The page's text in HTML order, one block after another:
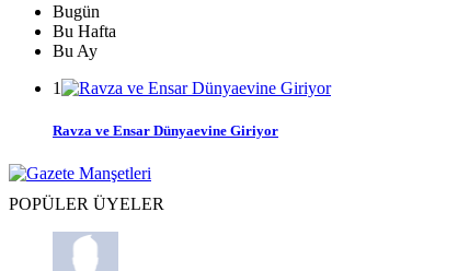
Bugün
Bu Hafta
Bu Ay
1
Ravza ve Ensar Dünyaevine Giriyor
POPÜLER ÜYELER